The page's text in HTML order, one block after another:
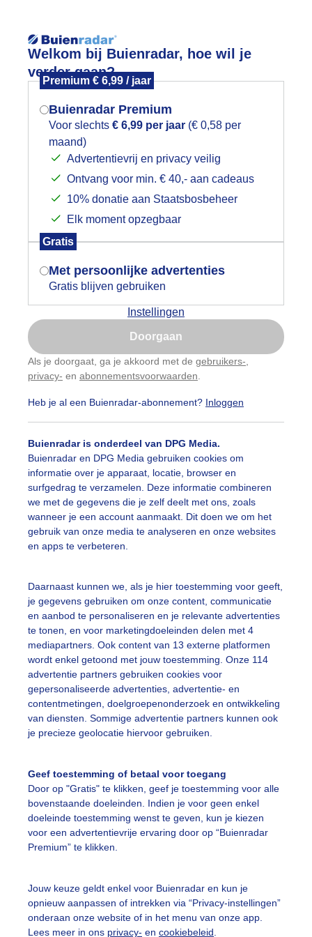
Welkom bij Buienradar, hoe wil je
verder gaan?
Premium € 6,99 / jaar
Buienradar Premium
Voor slechts € 6,99 per jaar (€ 0,58 per
maand)
Advertentievrij en privacy veilig
Ontvang voor min. € 40,- aan cadeaus
10% donatie aan Staatsbosbeheer
Elk moment opzegbaar
Gratis
Met persoonlijke advertenties
Gratis blijven gebruiken
Instellingen
Doorgaan
Als je doorgaat, ga je akkoord met de gebruikers-
privacy- en abonnementsvoorwaarden
Heb je al een Buienradar-abonnement? Inloggen
Buienradar is onderdeel van DPG Media.
Buienradar en DPG Media gebruiken cookies om
informatie over je apparaat, locatie, browser en
surfgedrag te verzamelen. Deze informatie combineren
we met de gegevens die je zelf deelt met ons, zoals
wanneer je een account aanmaakt. Dit doen we om het
gebruik van onze media te analyseren en onze websites
en apps te verbeteren.
Daarnaast kunnen we, als je hier toestemming voor geeft,
je gegevens gebruiken om onze content, communicatie
en aanbod te personaliseren en je relevante advertenties
te tonen, en voor marketingdoeleinden delen met 4
mediapartners. Ook content van 13 externe platformen
wordt enkel getoond met jouw toestemming. Onze 114
advertentie partners gebruiken cookies voor
gepersonaliseerde advertenties, advertentie- en
contentmetingen, doelgroepenonderzoek en ontwikkeling
van diensten. Sommige advertentie partners kunnen ook
je precieze geolocatie hiervoor gebruiken.
Geef toestemming of betaal voor toegang
Door op "Gratis" te klikken, geef je toestemming voor alle
bovenstaande doeleinden. Indien je voor geen enkel
doeleinde toestemming wenst te geven, kun je kiezen
voor een advertentievrije ervaring door op “Buienradar
Premium” te klikken.
Jouw keuze geldt enkel voor Buienradar en kun je
opnieuw aanpassen of intrekken via “Privacy-instellingen”
onderaan onze website of in het menu van onze app.
Lees meer in ons privacy- en cookiebeleid
Foto en video Weerzine
Ton Wesselius Gemaakt: 19-05-2026, 8x bekeken
Lente
slideshow
Een moment
vragen
De Bilt
Mogen we je locatie gebruiken voor
het weer?
Indien je hier nog geen akkoord op hebt
gegeven, verschijnt er zo een pop-up uit
je browser waarin deze toestemming
gevraagd wordt.
Is goed, toon de popup
Nu niet, misschien later
Gebruik je Safari en wil je niet elke dag deze pop-up
Klikhierom dit aan te passen